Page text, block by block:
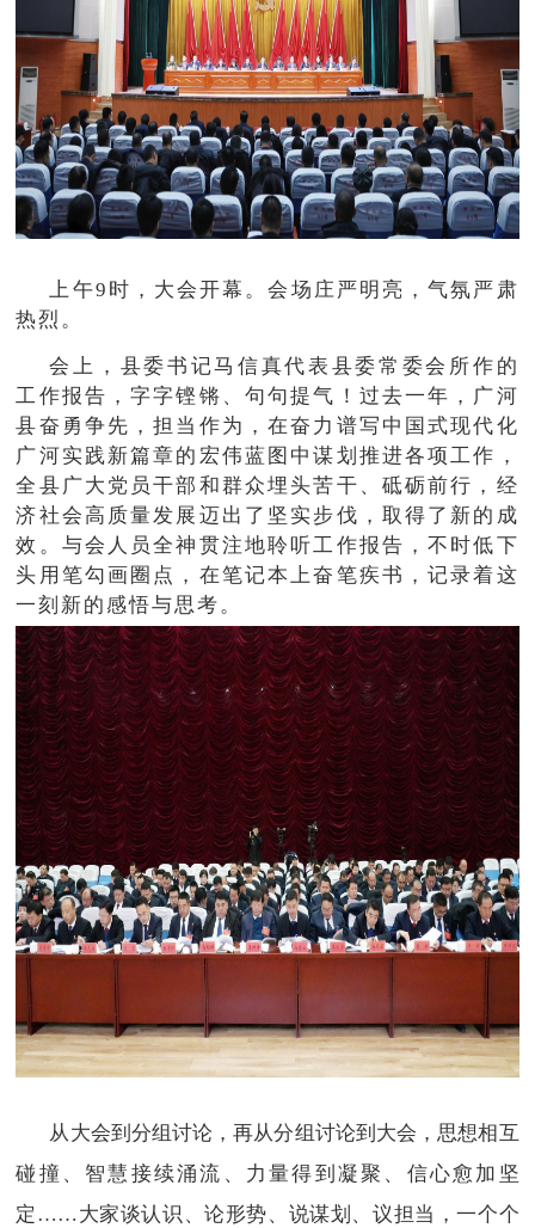
上午9时，大会开幕。会场庄严明亮，气氛严肃
热烈。
会上，县委书记马信真代表县委常委会所作的
工作报告，字字铿锵、句句提气！过去一年，广河
县奋勇争先，担当作为，在奋力谱写中国式现代化
广河实践新篇章的宏伟蓝图中谋划推进各项工作，
全县广大党员干部和群众埋头苦干、砥砺前行，经
济社会高质量发展迈出了坚实步伐，取得了新的成
效。与会人员全神贯注地聆听工作报告，不时低下
头用笔勾画圈点，在笔记本上奋笔疾书，记录着这
一刻新的感悟与思考。
从大会到分组讨论，再从分组讨论到大会，思想相互
碰撞、智慧接续涌流、力量得到凝聚、信心愈加坚
定……大家谈认识、论形势、说谋划、议担当，一个个